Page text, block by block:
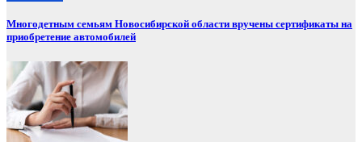
Многодетным семьям Новосибирской области вручены сертификаты на
приобретение автомобилей